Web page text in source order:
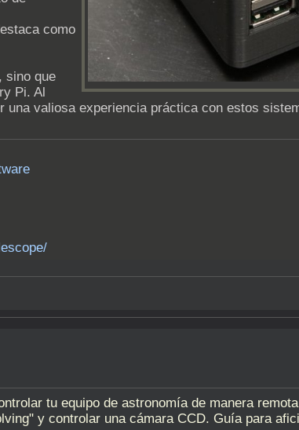
como
sino que
Pi. Al
valiosa experiencia práctica con estos
tu equipo de astronomía de manera
y controlar una cámara CCD. Guía para